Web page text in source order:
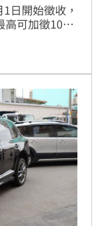
日開始徵收，
高可加徵10%
稅額兩者都